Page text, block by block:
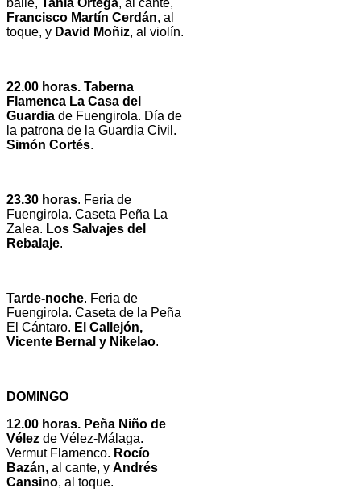
Francisco Martín Cerdán, al
toque, y David Moñiz, al violín.
22.00 horas. Taberna
Flamenca La Casa del
Guardia de Fuengirola. Día de
la patrona de la Guardia Civil.
Simón Cortés.
23.30 horas. Feria de
Fuengirola. Caseta Peña La
Zalea. Los Salvajes del
Rebalaje.
Tarde-noche. Feria de
Fuengirola. Caseta de la Peña
El Cántaro. El Callejón,
Vicente Bernal y Nikelao.
DOMINGO
12.00 horas. Peña Niño de
Vélez de Vélez-Málaga.
Vermut Flamenco. Rocío
Bazán, al cante, y Andrés
Cansino, al toque.